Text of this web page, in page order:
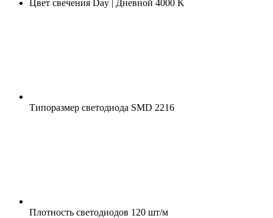
Цвет свечения Day | Дневной 4000 K
Типоразмер светодиода SMD 2216
Плотность светодиодов 120 шт/м